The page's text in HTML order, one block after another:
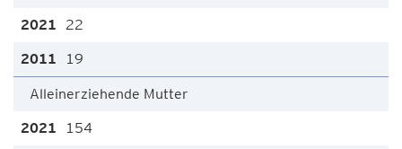
22
19
Alleinerziehende Mutter
154